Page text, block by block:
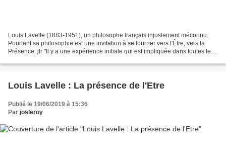
Louis Lavelle (1883-1951), un philosophe français injustement méconnu.
Pourtant sa philosophie est une invitation à se tourner vers l'Être, vers la
Présence. jlr "Il y a une expérience initiale qui est impliquée dans toutes les
Louis Lavelle : La présence de l'Etre
Publié le 19/06/2019 à 15:36
Par josleroy